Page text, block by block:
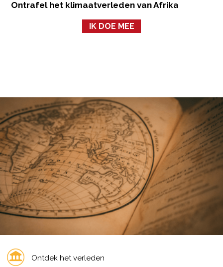
Ontrafel het klimaatverleden van Afrika
IK DOE MEE
Ontdek het verleden